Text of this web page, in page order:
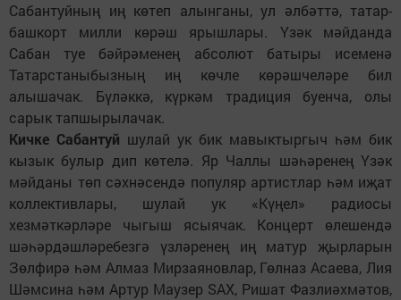
Сабантуйның иң көтеп алынганы, ул әлбәттә, татар-
башкорт милли көрәш ярышлары. Үзәк мәйданда
Сабан туе бәйрәменең абсолют батыры исеменә
Татарстаныбызның иң көчле көрәшчеләре бил
алышачак. Бүләккә, күркәм традиция буенча, олы
сарык тапшырылачак.
Кичке Сабантуй шулай ук бик мавыктыргыч һәм бик
кызык булыр дип көтелә. Яр Чаллы шәһәренең Үзәк
мәйданы төп сәхнәсендә популяр артистлар һәм иҗат
коллективлары, шулай ук «Күңел» радиосы
хезмәткәрләре чыгыш ясыячак. Концерт өлешендә
шәһәрдәшләребезгә үзләренең иң матур җырларын
Зөлфирә һәм Алмаз Мирзаяновлар, Гөлназ Асаева, Лия
Шәмсина һәм Артур Маузер SAX, Ришат Фазлиәхмәтов,